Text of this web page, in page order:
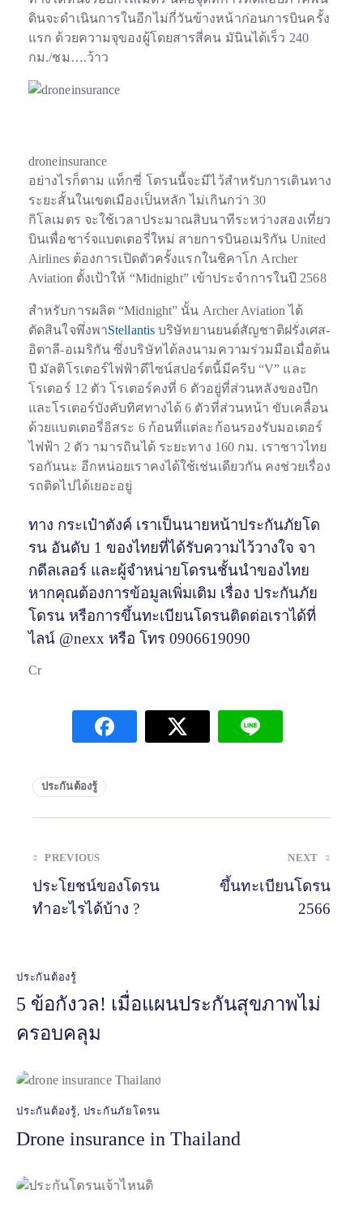
ดินจะดำเนินการในอีกไม่กี่วันข้างหน้าก่อนการบินครั้ง
แรก ด้วยความจุของผู้โดยสารสี่คน มันินได้เร็ว 240
กม./ชม….ว้าว
droneinsurance
อย่างไรก็ตาม แท็กซี่ โดรนนี้จะมีไว้สำหรับการเดินทาง
ระยะสั้นในเขตเมืองเป็นหลัก ไม่เกินกว่า 30
กิโลเมตร จะใช้เวลาประมาณสิบนาทีระหว่างสองเที่ยว
บินเพื่อชาร์จแบตเตอรี่ใหม่ สายการบินอเมริกัน United
Airlines ต้องการเปิดตัวครั้งแรกในชิคาโก Archer
Aviation ตั้งเป้าให้ “Midnight” เข้าประจำการในปี 2568
สำหรับการผลิต “Midnight” นั้น Archer Aviation ได้
ตัดสินใจพึ่งพาStellantis บริษัทยานยนต์สัญชาติฝรั่งเศส-
อิตาลี-อเมริกัน ซึ่งบริษัทได้ลงนามความร่วมมือเมื่อต้น
ปี มัลติโรเตอร์ไฟฟ้าดีไซน์สปอร์ตนี้มีครีบ “V” และ
โรเตอร์ 12 ตัวโรเตอร์คงที่ 6 ตัวอยู่ที่ส่วนหลังของปีก
และโรเตอร์บังคับทิศทางได้ 6 ตัวที่ส่วนหน้า ขับเคลื่อน
ด้วยแบตเตอรี่อิสระ 6 ก้อนที่แต่ละก้อนรองรับมอเตอร์
ไฟฟ้า 2 ตัว ามารถินได้ ระยะทาง 160 กม. เราชาวไทย
รอกันนะ อีกหน่อยเราคงได้ใช้เช่นเดียวกัน คงช่วยเรื่อง
รถติดไปได้เยอะอยู่
ทาง กระเป๋าตังค์ เราเป็นนายหน้าประกันภัยโด
รน อันดับ 1 ของไทยที่ได้รับความไว้วางใจ จา
กดีลเลอร์ และผู้จำหน่ายโดรนชั้นนำของไทย
หากคุณต้องการข้อมูลเพิ่มเติม เรื่อง ประกันภัย
โดรน หรือการขึ้นทะเบียนโดรนติดต่อเราได้ที่
ไลน์ @nexx หรือ โทร 0906619090
Cr
ประกันต้องรู้
PREVIOUS
ประโยชน์ของโดรน
ทำอะไรได้บ้าง ?
NEXT
ขึ้นทะเบียนโดรน
2566
ประกันต้องรู้
5 ข้อกังวล! เมื่อแผนประกันสุขภาพไม่
ครอบคลุม
ประกันต้องรู้, ประกันภัยโดรน
Drone insurance in Thailand
L